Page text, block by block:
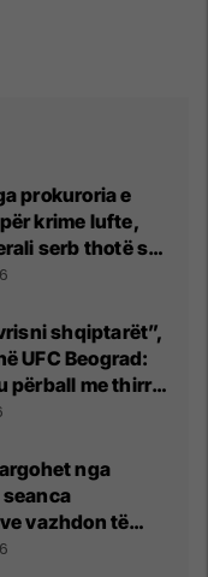
prokuroria e
krime lufte,
serb thotë se
në
shqiptarët”,
UFC Beograd:
përball me thirrje
nga
nga
vazhdon të
orën 11:00